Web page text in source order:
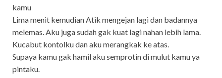
kamu
Lima menit kemudian Atik mengejan lagi dan badannya
melemas. Aku juga sudah gak kuat lagi nahan lebih lama.
Kucabut kontolku dan aku merangkak ke atas.
Supaya kamu gak hamil aku semprotin di mulut kamu ya
pintaku.